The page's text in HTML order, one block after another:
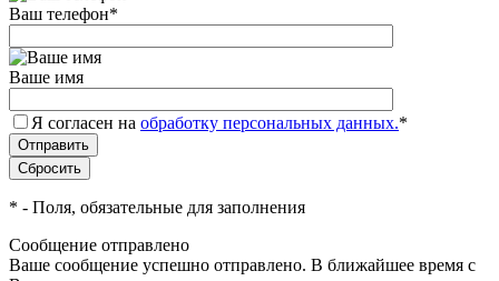
Ваш телефон*
Ваше имя
Я согласен на обработку персональных данных.*
* - Поля, обязательные для заполнения
Сообщение отправлено
Ваше сообщение успешно отправлено. В ближайшее время с